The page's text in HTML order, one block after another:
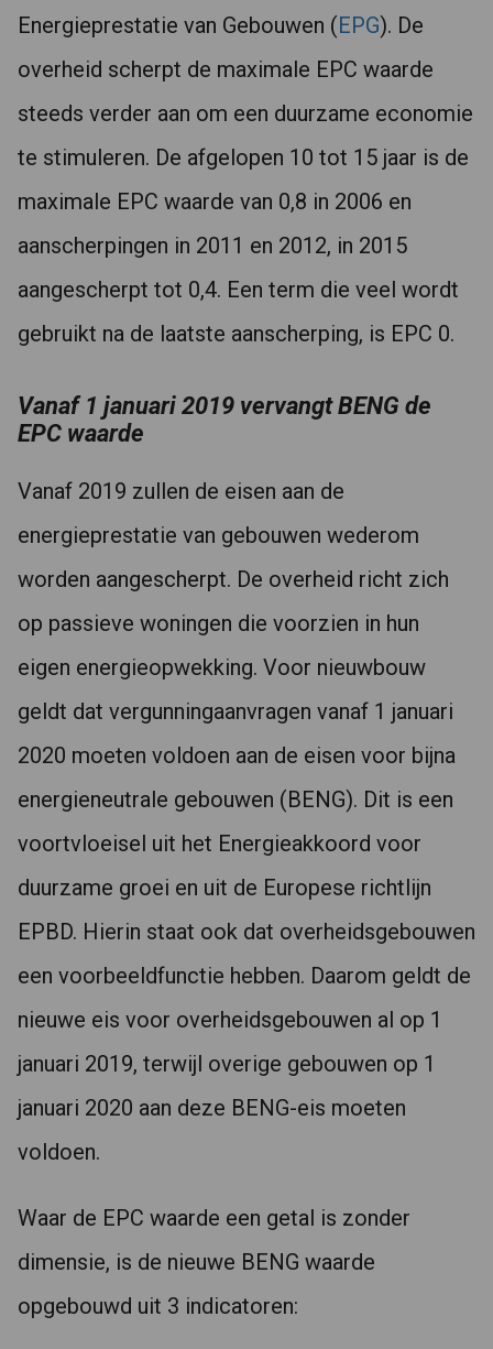
Energieprestatie van Gebouwen (EPG). De
overheid scherpt de maximale EPC waarde
steeds verder aan om een duurzame economie
te stimuleren. De afgelopen 10 tot 15 jaar is de
maximale EPC waarde van 0,8 in 2006 en
aanscherpingen in 2011 en 2012, in 2015
aangescherpt tot 0,4. Een term die veel wordt
gebruikt na de laatste aanscherping, is EPC 0.
Vanaf 1 januari 2019 vervangt BENG de
EPC waarde
Vanaf 2019 zullen de eisen aan de
energieprestatie van gebouwen wederom
worden aangescherpt. De overheid richt zich
op passieve woningen die voorzien in hun
eigen energieopwekking. Voor nieuwbouw
geldt dat vergunningaanvragen vanaf 1 januari
2020 moeten voldoen aan de eisen voor bijna
energieneutrale gebouwen (BENG). Dit is een
voortvloeisel uit het Energieakkoord voor
duurzame groei en uit de Europese richtlijn
EPBD. Hierin staat ook dat overheidsgebouwen
een voorbeeldfunctie hebben. Daarom geldt de
nieuwe eis voor overheidsgebouwen al op 1
januari 2019, terwijl overige gebouwen op 1
januari 2020 aan deze BENG-eis moeten
voldoen.
Waar de EPC waarde een getal is zonder
dimensie, is de nieuwe BENG waarde
opgebouwd uit 3 indicatoren: